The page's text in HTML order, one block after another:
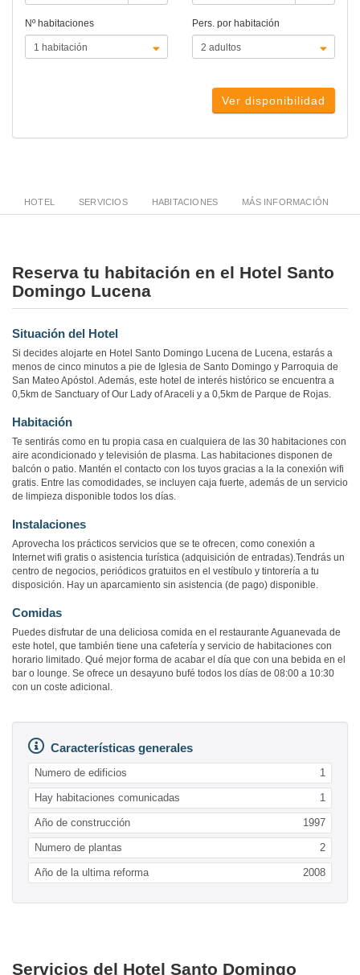
Nº habitaciones Pers. por habitación
Ver disponibilidad
HOTEL SERVICIOS HABITACIONES MÁS INFORMACIÓN
Reserva tu habitación en el Hotel Santo
Domingo Lucena
Situación del Hotel
Si decides alojarte en Hotel Santo Domingo Lucena de Lucena, estarás a
menos de cinco minutos a pie de Iglesia de Santo Domingo y Parroquia de
San Mateo Apóstol. Además, este hotel de interés histórico se encuentra a
0,5km de Sanctuary of Our Lady of Araceli y a 0,5km de Parque de Rojas.
Habitación
Te sentirás como en tu propia casa en cualquiera de las 30 habitaciones con
aire acondicionado y televisión de plasma. Las habitaciones disponen de
balcón o patio. Mantén el contacto con los tuyos gracias a la la conexión wifi
gratis. Entre las comodidades, se incluyen caja fuerte, además de un servicio
de limpieza disponible todos los días.
Instalaciones
Aprovecha los prácticos servicios que se te ofrecen, como conexión a
Internet wifi gratis o asistencia turística (adquisición de entradas).Tendrás un
centro de negocios, periódicos gratuitos en el vestíbulo y tintorería a tu
disposición. Hay un aparcamiento sin asistencia (de pago) disponible.
Comidas
Puedes disfrutar de una deliciosa comida en el restaurante Aguanevada de
este hotel, que también tiene una cafetería y servicio de habitaciones con
horario limitado. Qué mejor forma de acabar el día que con una bebida en el
bar o lounge. Se ofrece un desayuno bufé todos los días de 08:00 a 10:30
con un coste adicional.
Características generales
Numero de edificios 1
Hay habitaciones comunicadas 1
Año de construcción 1997
Numero de plantas 2
Año de la ultima reforma 2008
Servicios del Hotel Santo Domingo